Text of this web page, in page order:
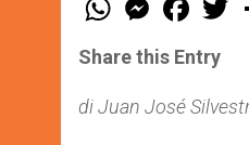
t
s
p
p
e
s
e
g
e
a
e
b
o
k
w
r
Share this Entry
di Juan José